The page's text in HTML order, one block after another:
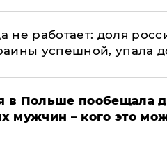
не работает: доля
успешной, упала
в Польше пообещала
мужчин – кого это